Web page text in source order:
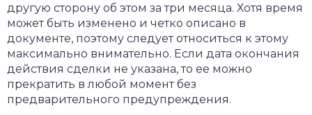
другую сторону об этом за три месяца. Хотя время
может быть изменено и четко описано в
документе, поэтому следует относиться к этому
максимально внимательно. Если дата окончания
действия сделки не указана, то ее можно
прекратить в любой момент без
предварительного предупреждения.